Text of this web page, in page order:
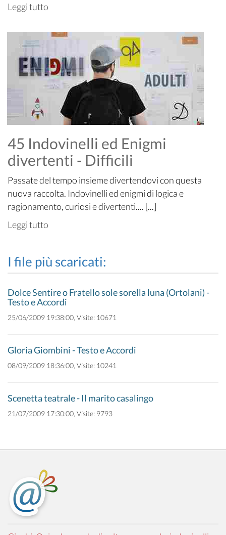
Leggi tutto
45 Indovinelli ed Enigmi
divertenti - Difficili
Passate del tempo insieme divertendovi con questa
nuova raccolta. Indovinelli ed enigmi di logica e
ragionamento, curiosi e divertenti.... [...]
Leggi tutto
I file più scaricati:
Dolce Sentire o Fratello sole sorella luna (Ortolani) -
Testo e Accordi
25/06/2009 19:38:00, Visite: 10671
Gloria Giombini - Testo e Accordi
08/09/2009 18:36:00, Visite: 10241
Scenetta teatrale - Il marito casalingo
21/07/2009 17:30:00, Visite: 9793